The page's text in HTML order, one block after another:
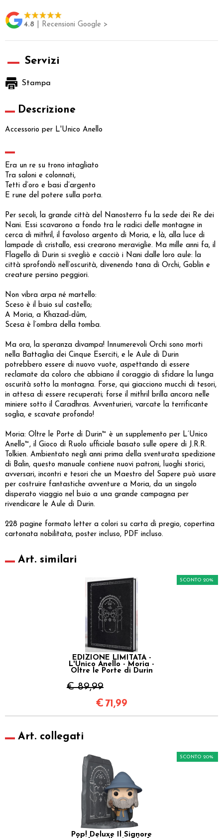
4.8 | Recensioni Google >
Servizi
Stampa
Descrizione
Accessorio per L'Unico Anello
Era un re su trono intagliato
Tra saloni e colonnati,
Tetti d’oro e basi d’argento
E rune del potere sulla porta.
Per secoli, la grande città del Nanosterro fu la sede dei Re dei
Nani. Essi scavarono a fondo tra le radici delle montagne in
cerca di mithril, il favoloso argento di Moria, e là, alla luce di
lampade di cristallo, essi crearono meraviglie. Ma mille anni fa, il
Flagello di Durin si svegliò e cacciò i Nani dalle loro aule: la
città sprofondò nell’oscurità, divenendo tana di Orchi, Goblin e
creature persino peggiori.
Non vibra arpa né martello:
Sceso è il buio sul castello;
A Moria, a Khazad-dûm,
Scesa è l’ombra della tomba.
Ma ora, la speranza divampa! Innumerevoli Orchi sono morti
nella Battaglia dei Cinque Eserciti, e le Aule di Durin
potrebbero essere di nuovo vuote, aspettando di essere
reclamate da coloro che abbiano il coraggio di sfidare la lunga
oscurità sotto la montagna. Forse, qui giacciono mucchi di tesori,
in attesa di essere recuperati; forse il mithril brilla ancora nelle
miniere sotto il Caradhras. Avventurieri, varcate la terrificante
soglia, e scavate profondo!
Moria: Oltre le Porte di Durin™ è un supplemento per L’Unico
Anello™, il Gioco di Ruolo ufficiale basato sulle opere di J.R.R.
Tolkien. Ambientato negli anni prima della sventurata spedizione
di Balin, questo manuale contiene nuovi patroni, luoghi storici,
avversari, incontri e tesori che un Maestro del Sapere può usare
per costruire fantastiche avventure a Moria, da un singolo
disperato viaggio nel buio a una grande campagna per
rivendicare le Aule di Durin.
228 pagine formato letter a colori su carta di pregio, copertina
cartonata nobilitata, poster incluso, PDF incluso.
Art. similari
EDIZIONE LIMITATA -
L'Unico Anello - Moria -
Oltre le Porte di Durin
€ 89,99
SCONTO 20%
€ 71,99
Art. collegati
Pop! Deluxe Il Signore
SCONTO 20%